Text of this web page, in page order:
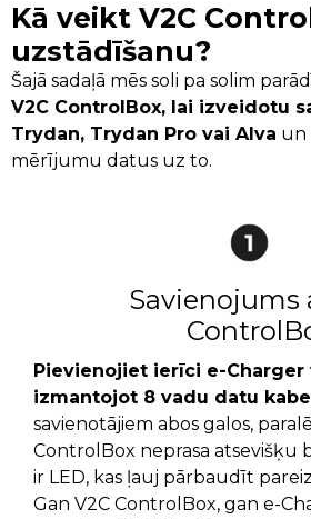
Kā veikt V2C
uzstādīšanu?
Šajā sadaļā mēs soli pa solim
V2C ControlBox, lai izveidotu
Trydan, Trydan Pro vai Alva un
mērījumu datus uz to.
Savienojums
Pievienojiet ierīci e-Charger
izmantojot 8 vadu datu
savienotājiem abos galos,
ControlBox neprasa atsevišķu
ir LED, kas ļauj pārbaudīt
Gan V2C ControlBox, gan e-